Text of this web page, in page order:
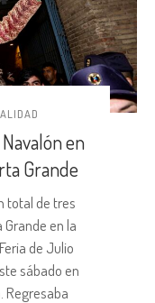
en
Grande
total de tres
en la
de Julio
sábado en
Regresaba